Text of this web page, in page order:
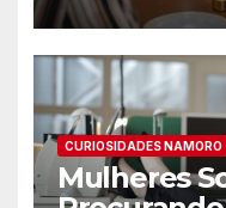
CURIOSIDADES NAMORO
Mulheres